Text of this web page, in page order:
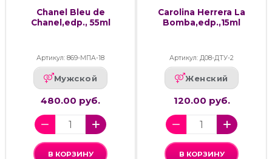
Chanel Bleu de
Chanel,edp., 55ml
Артикул: 869-МПА-18
Мужской
480.00 руб.
В КОРЗИНУ
Carolina Herrera La
Bomba,edp.,15ml
Артикул: Д08-ДТУ-2
Женский
120.00 руб.
В КОРЗИНУ